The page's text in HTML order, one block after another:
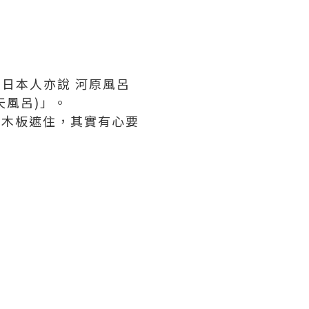
本人亦說 河原風呂
呂)」。
板遮住，其實有心要